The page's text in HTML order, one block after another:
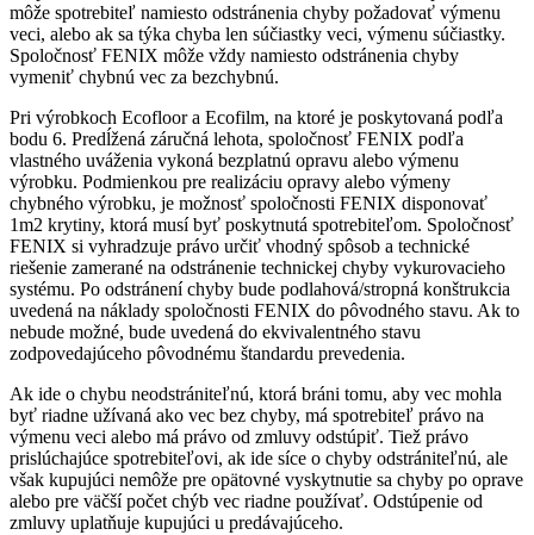
môže spotrebiteľ namiesto odstránenia chyby požadovať výmenu
veci, alebo ak sa týka chyba len súčiastky veci, výmenu súčiastky.
Spoločnosť FENIX môže vždy namiesto odstránenia chyby
vymeniť chybnú vec za bezchybnú.
Pri výrobkoch Ecofloor a Ecofilm, na ktoré je poskytovaná podľa
bodu 6. Predĺžená záručná lehota, spoločnosť FENIX podľa
vlastného uváženia vykoná bezplatnú opravu alebo výmenu
výrobku. Podmienkou pre realizáciu opravy alebo výmeny
chybného výrobku, je možnosť spoločnosti FENIX disponovať
1m2 krytiny, ktorá musí byť poskytnutá spotrebiteľom. Spoločnosť
FENIX si vyhradzuje právo určiť vhodný spôsob a technické
riešenie zamerané na odstránenie technickej chyby vykurovacieho
systému. Po odstránení chyby bude podlahová/stropná konštrukcia
uvedená na náklady spoločnosti FENIX do pôvodného stavu. Ak to
nebude možné, bude uvedená do ekvivalentného stavu
zodpovedajúceho pôvodnému štandardu prevedenia.
Ak ide o chybu neodstrániteľnú, ktorá bráni tomu, aby vec mohla
byť riadne užívaná ako vec bez chyby, má spotrebiteľ právo na
výmenu veci alebo má právo od zmluvy odstúpiť. Tiež právo
prislúchajúce spotrebiteľovi, ak ide síce o chyby odstrániteľnú, ale
však kupujúci nemôže pre opätovné vyskytnutie sa chyby po oprave
alebo pre väčší počet chýb vec riadne používať. Odstúpenie od
zmluvy uplatňuje kupujúci u predávajúceho.